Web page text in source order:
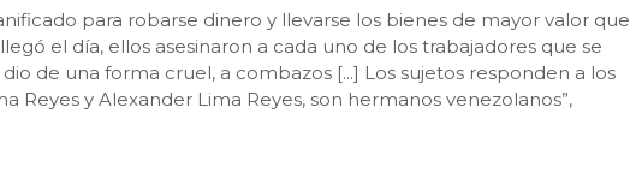
para robarse dinero y llevarse los bienes de mayor valor que
el día, ellos asesinaron a cada uno de los trabajadores que se
de una forma cruel, a combazos [...] Los sujetos responden a los
Reyes y Alexander Lima Reyes, son hermanos venezolanos”,